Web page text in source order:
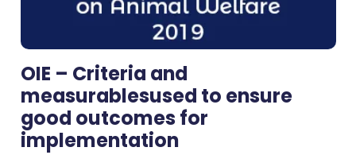
OIE – Criteria and
measurablesused to ensure
good outcomes for
implementation